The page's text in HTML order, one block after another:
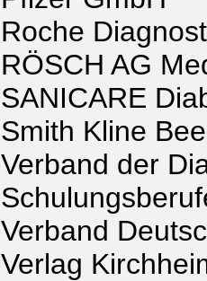
Roche
RÖSCH AG
SANICARE
Smith Kline
Verband der
Verband
Verlag